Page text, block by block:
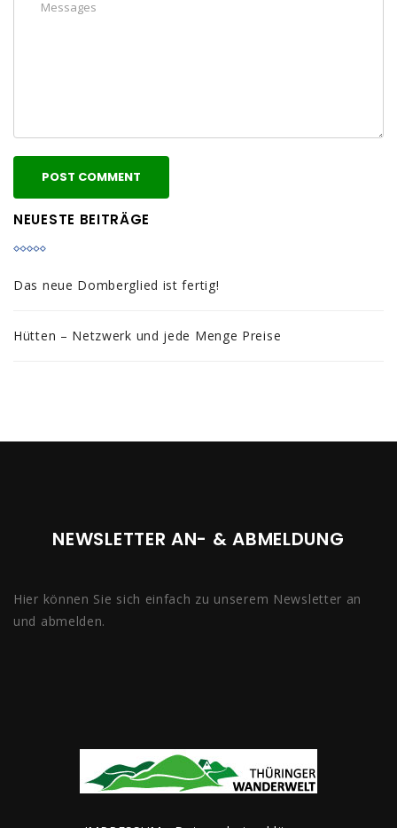
NEUESTE BEITRÄGE
Das neue Domberglied ist fertig!
Hütten – Netzwerk und jede Menge Preise
NEWSLETTER AN- & ABMELDUNG
Hier können Sie sich einfach zu unserem Newsletter an
und abmelden.